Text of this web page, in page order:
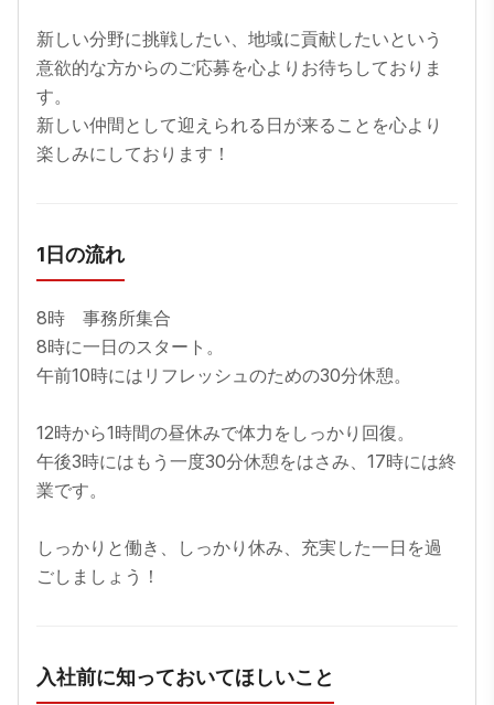
新しい分野に挑戦したい、地域に貢献したいという
意欲的な方からのご応募を心よりお待ちしておりま
す。
新しい仲間として迎えられる日が来ることを心より
楽しみにしております！
1日の流れ
8時　事務所集合
8時に一日のスタート。
午前10時にはリフレッシュのための30分休憩。
12時から1時間の昼休みで体力をしっかり回復。
午後3時にはもう一度30分休憩をはさみ、17時には終
業です。
しっかりと働き、しっかり休み、充実した一日を過
ごしましょう！
入社前に知っておいてほしいこと